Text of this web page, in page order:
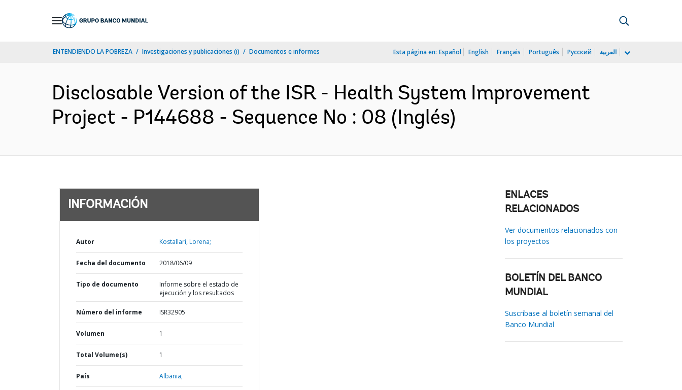
ENTENDIENDO LA POBREZA Investigaciones y publicaciones (i) Documentos e informes Esta página en: Español English Français Português Русский العربية
Disclosable Version of the ISR - Health System Improvement
Project - P144688 - Sequence No : 08 (Inglés)
INFORMACIÓN
Autor Kostallari, Lorena;
Fecha del documento 2018/06/09
Tipo de documento
Informe sobre el estado de
ejecución y los resultados
Número del informe ISR32905
Volumen 1
Total Volume(s) 1
País Albania,
ENLACES
RELACIONADOS
Ver documentos relacionados con
los proyectos
BOLETÍN DEL BANCO
MUNDIAL
Suscríbase al boletín semanal del
Banco Mundial